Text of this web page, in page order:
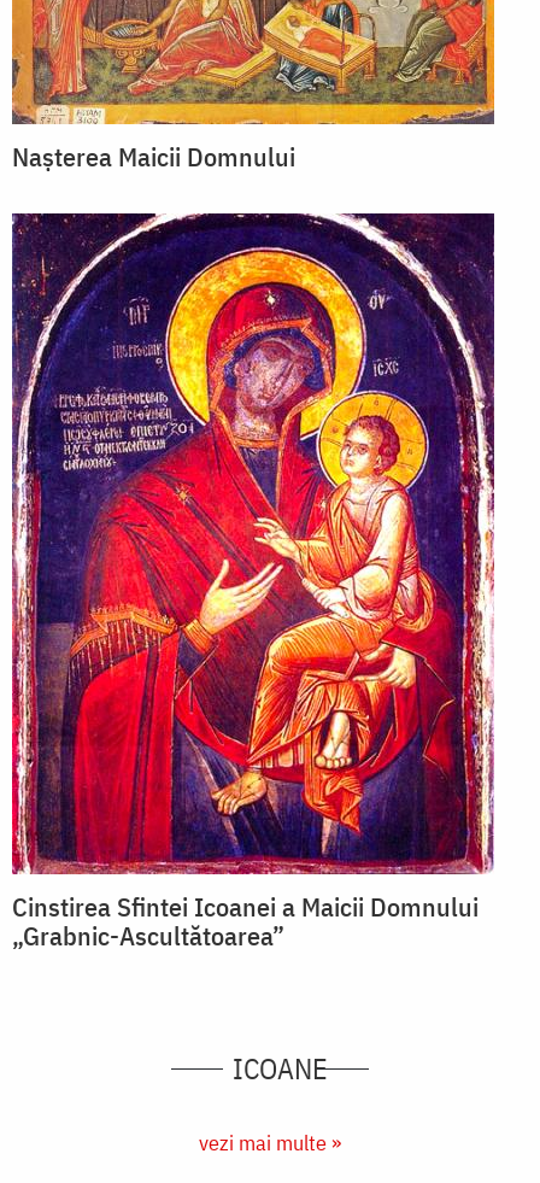
Nașterea Maicii Domnului
Cinstirea Sfintei Icoanei a Maicii Domnului
„Grabnic-Ascultătoarea”
ICOANE
vezi mai multe »